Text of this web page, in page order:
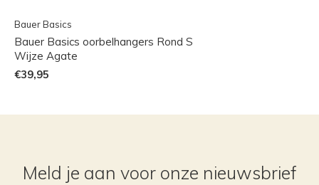
Bauer Basics
Bauer Basics oorbelhangers Rond S
Wijze Agate
€39,95
Meld je aan voor onze nieuwsbrief